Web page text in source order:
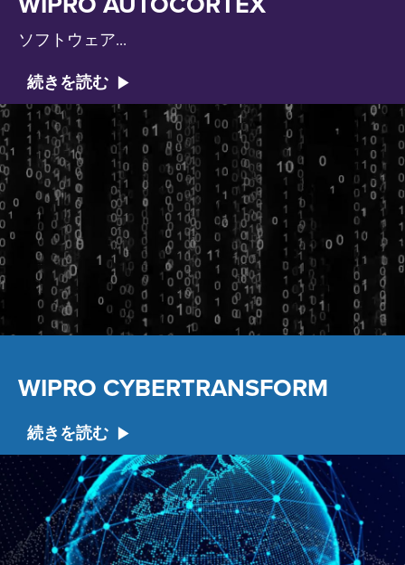
ソフトウェア...
続きを読む
WIPRO CYBERTRANSFORM
続きを読む